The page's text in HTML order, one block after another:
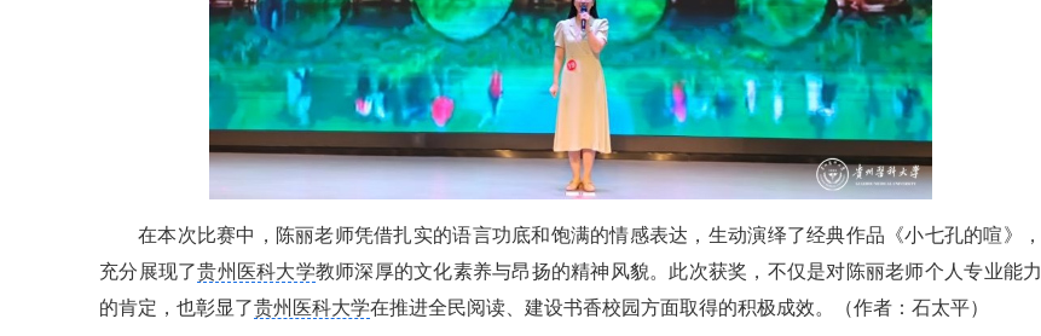
在本次比赛中，陈丽老师凭借扎实的语言功底和饱满的情感表达，生动演绎了经典作品《小七孔的喧》，
充分展现了贵州医科大学教师深厚的文化素养与昂扬的精神风貌。此次获奖，不仅是对陈丽老师个人专业能力
的肯定，也彰显了贵州医科大学在推进全民阅读、建设书香校园方面取得的积极成效。（作者：石太平）